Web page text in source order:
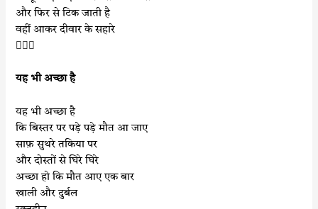
और फिर से टिक जाती है
वहीं आकर दीवार के सहारे

यह भी अच्छा है
यह भी अच्छा है
कि बिस्तर पर पड़े पड़े मौत आ जाए
साफ़ सुथरे तकिया पर
और दोस्तों से घिरे घिरे
अच्छा हो कि मौत आए एक बार
खाली और दुर्बल